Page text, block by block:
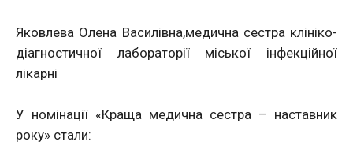
Яковлева Олена Василівна,медична сестра клініко-
діагностичної лабораторії міської інфекційної
лікарні
У номінації «Краща медична сестра – наставник
року» стали: